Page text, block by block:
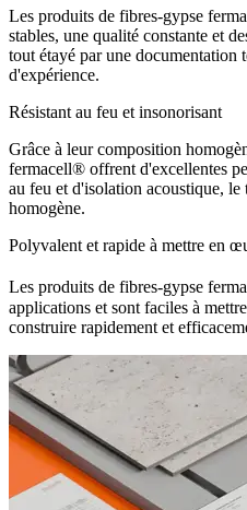
Les produits de fibres-gypse
stables, une qualité constante et
tout étayé par une documentation
d'expérience.
Résistant au feu et insonorisant
Grâce à leur composition
fermacell® offrent d'excellentes
au feu et d'isolation acoustique, le
homogène.
Polyvalent et rapide à mettre en
Les produits de fibres-gypse
applications et sont faciles à
construire rapidement et